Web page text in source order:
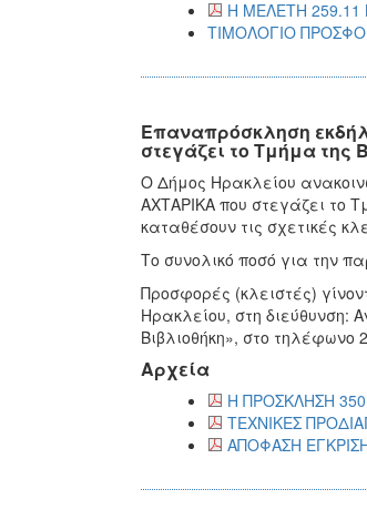
Η ΜΕΛΕΤΗ 259.11
ΤΙΜΟΛΟΓΙΟ
Επαναπρόσκληση
στεγάζει το Τμήμα της
Ο Δήμος Ηρακλείου
ΑΧΤΑΡΙΚΑ που στεγάζει το
καταθέσουν τις σχετικές
Το συνολικό ποσό για την
Προσφορές (κλειστές)
Ηρακλείου, στη διεύθυνση:
Βιβλιοθήκη», στο τηλέφωνο
Αρχεία
Η ΠΡΟΣΚΛΗΣΗ
ΤΕΧΝΙΚΕΣ
ΑΠΟΦΑΣΗ